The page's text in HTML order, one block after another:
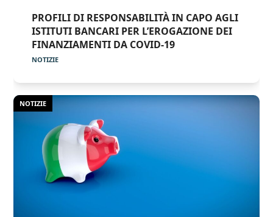
PROFILI DI RESPONSABILITÀ IN CAPO AGLI
ISTITUTI BANCARI PER L’EROGAZIONE DEI
FINANZIAMENTI DA COVID-19
NOTIZIE
NOTIZIE